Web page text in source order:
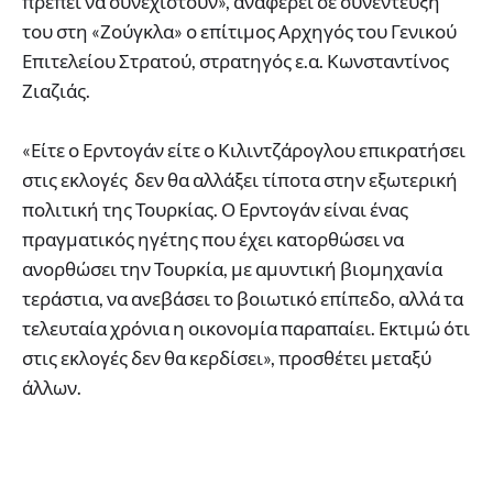
του στη «Ζούγκλα» ο επίτιμος Αρχηγός του Γενικού
Επιτελείου Στρατού, στρατηγός ε.α. Κωνσταντίνος
Ζιαζιάς.
«Είτε ο Ερντογάν είτε ο Κιλιντζάρογλου επικρατήσει
στις εκλογές δεν θα αλλάξει τίποτα στην εξωτερική
πολιτική της Τουρκίας. Ο Ερντογάν είναι ένας
πραγματικός ηγέτης που έχει κατορθώσει να
ανορθώσει την Τουρκία, με αμυντική βιομηχανία
τεράστια, να ανεβάσει το βοιωτικό επίπεδο, αλλά τα
τελευταία χρόνια η οικονομία παραπαίει. Εκτιμώ ότι
στις εκλογές δεν θα κερδίσει», προσθέτει μεταξύ
άλλων.